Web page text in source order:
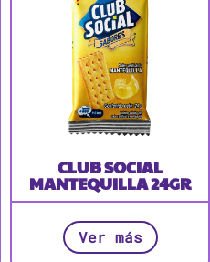
CLUB SOCIAL
MANTEQUILLA 24GR
Ver más